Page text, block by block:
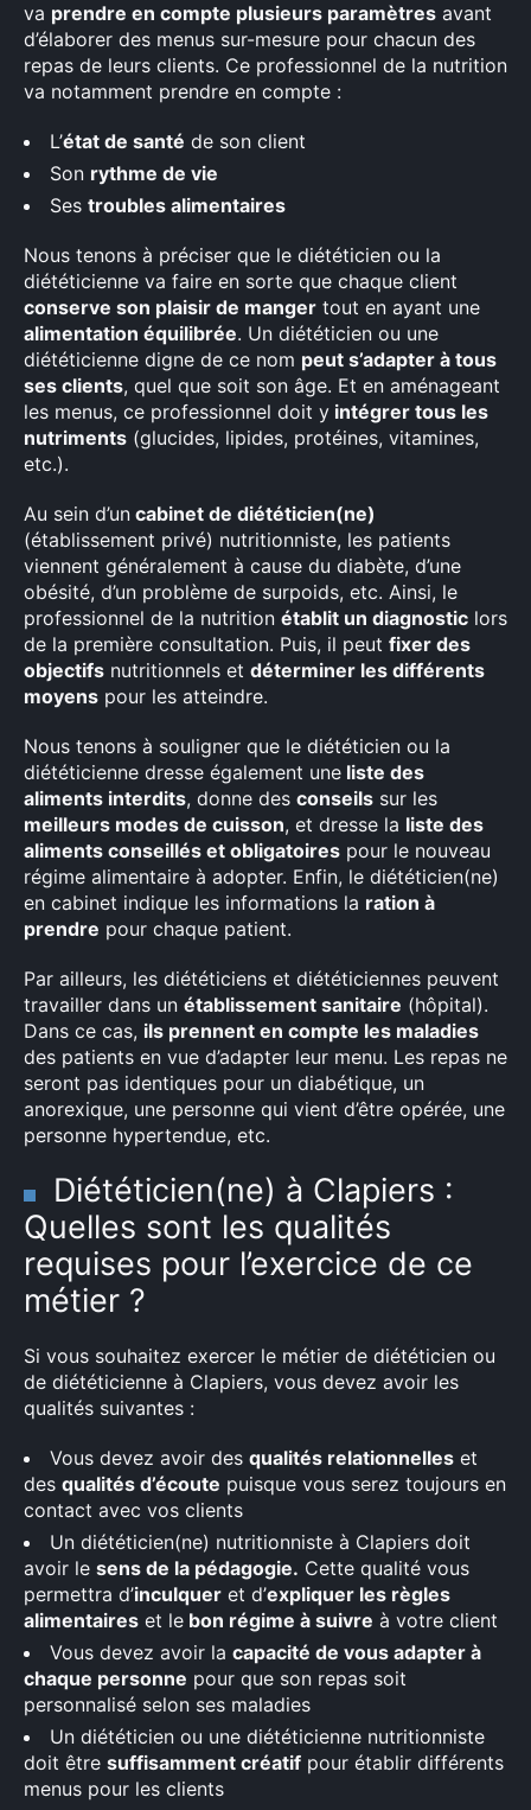
va prendre en compte plusieurs paramètres avant
d’élaborer des menus sur-mesure pour chacun des
repas de leurs clients. Ce professionnel de la nutrition
va notamment prendre en compte :
L’état de santé de son client
Son rythme de vie
Ses troubles alimentaires
Nous tenons à préciser que le diététicien ou la
diététicienne va faire en sorte que chaque client
conserve son plaisir de manger tout en ayant une
alimentation équilibrée. Un diététicien ou une
diététicienne digne de ce nom peut s’adapter à tous
ses clients, quel que soit son âge. Et en aménageant
les menus, ce professionnel doit y intégrer tous les
nutriments (glucides, lipides, protéines, vitamines,
etc.).
Au sein d’un cabinet de diététicien(ne)
(établissement privé) nutritionniste, les patients
viennent généralement à cause du diabète, d’une
obésité, d’un problème de surpoids, etc. Ainsi, le
professionnel de la nutrition établit un diagnostic lors
de la première consultation. Puis, il peut fixer des
objectifs nutritionnels et déterminer les différents
moyens pour les atteindre.
Nous tenons à souligner que le diététicien ou la
diététicienne dresse également une liste des
aliments interdits, donne des conseils sur les
meilleurs modes de cuisson, et dresse la liste des
aliments conseillés et obligatoires pour le nouveau
régime alimentaire à adopter. Enfin, le diététicien(ne)
en cabinet indique les informations la ration à
prendre pour chaque patient.
Par ailleurs, les diététiciens et diététiciennes peuvent
travailler dans un établissement sanitaire (hôpital).
Dans ce cas, ils prennent en compte les maladies
des patients en vue d’adapter leur menu. Les repas ne
seront pas identiques pour un diabétique, un
anorexique, une personne qui vient d’être opérée, une
personne hypertendue, etc.
Diététicien(ne) à Clapiers :
Quelles sont les qualités
requises pour l’exercice de ce
métier ?
Si vous souhaitez exercer le métier de diététicien ou
de diététicienne à Clapiers, vous devez avoir les
qualités suivantes :
Vous devez avoir des qualités relationnelles et
des qualités d’écoute puisque vous serez toujours en
contact avec vos clients
Un diététicien(ne) nutritionniste à Clapiers doit
avoir le sens de la pédagogie. Cette qualité vous
permettra d’inculquer et d’expliquer les règles
alimentaires et le bon régime à suivre à votre client
Vous devez avoir la capacité de vous adapter à
chaque personne pour que son repas soit
personnalisé selon ses maladies
Un diététicien ou une diététicienne nutritionniste
doit être suffisamment créatif pour établir différents
menus pour les clients